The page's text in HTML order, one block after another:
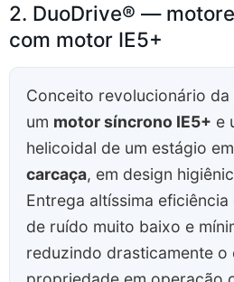
2. DuoDrive® —
com motor IE5+
Conceito revolucionário da
um motor síncrono IE5+ e
helicoidal de um estágio em
carcaça, em design
Entrega altíssima
de ruído muito baixo e
reduzindo drasticamente